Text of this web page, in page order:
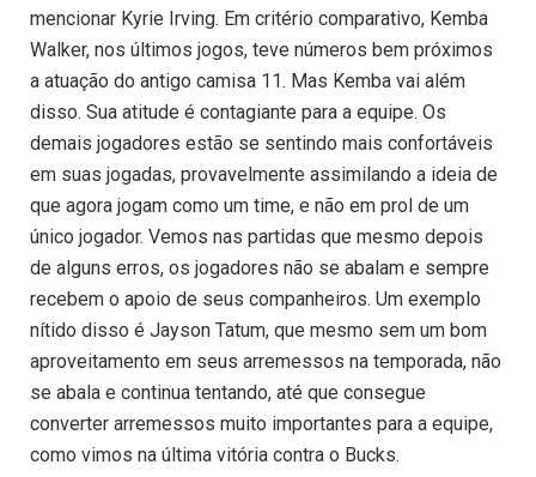
mencionar Kyrie Irving. Em critério comparativo, Kemba
Walker, nos últimos jogos, teve números bem próximos
a atuação do antigo camisa 11. Mas Kemba vai além
disso. Sua atitude é contagiante para a equipe. Os
demais jogadores estão se sentindo mais confortáveis
em suas jogadas, provavelmente assimilando a ideia de
que agora jogam como um time, e não em prol de um
único jogador. Vemos nas partidas que mesmo depois
de alguns erros, os jogadores não se abalam e sempre
recebem o apoio de seus companheiros. Um exemplo
nítido disso é Jayson Tatum, que mesmo sem um bom
aproveitamento em seus arremessos na temporada, não
se abala e continua tentando, até que consegue
converter arremessos muito importantes para a equipe,
como vimos na última vitória contra o Bucks.